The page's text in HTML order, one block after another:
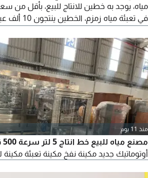
مياه، يوجد به خطين للانتاج للبيع، بأقل من
في تعبئة
فقط. للجادين فقط التواصل عبر الأرقام
منذ 11 يوم
أوتوماتيك جديد مكينة نفخ مكينة تعبئة